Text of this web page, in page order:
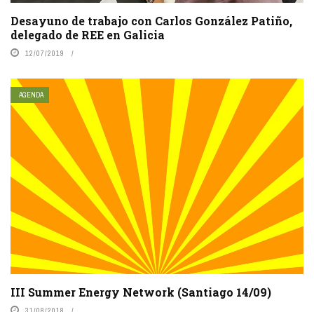
Desayuno de trabajo con Carlos González Patiño,
delegado de REE en Galicia
12/07/2019
AGENDA
III Summer Energy Network (Santiago 14/09)